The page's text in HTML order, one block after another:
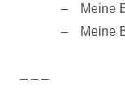
Meine
Meine
– – –